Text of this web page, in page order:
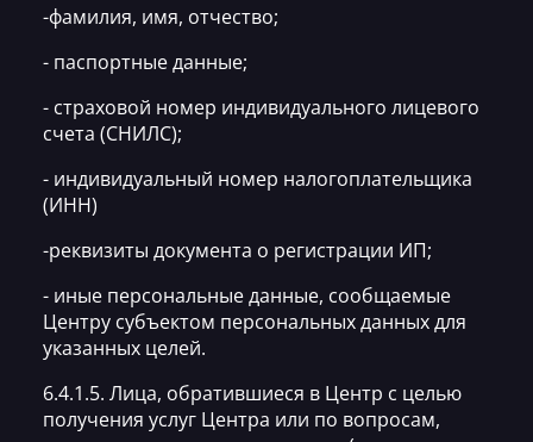
-фамилия, имя, отчество;
- паспортные данные;
- страховой номер индивидуального лицевого
счета (СНИЛС);
- индивидуальный номер налогоплательщика
(ИНН)
-реквизиты документа о регистрации ИП;
- иные персональные данные, сообщаемые
Центру субъектом персональных данных для
указанных целей.
6.4.1.5. Лица, обратившиеся в Центр с целью
получения услуг Центра или по вопросам,